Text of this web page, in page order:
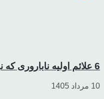
6 علائم اولیه ناباروری که نباید نادیده بگیرید
10 مرداد 1405